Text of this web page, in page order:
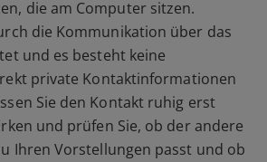
die am Computer sitzen.
die Kommunikation über das
und es besteht keine
private Kontaktinformationen
Sie den Kontakt ruhig erst
und prüfen Sie, ob der andere
Ihren Vorstellungen passt und ob